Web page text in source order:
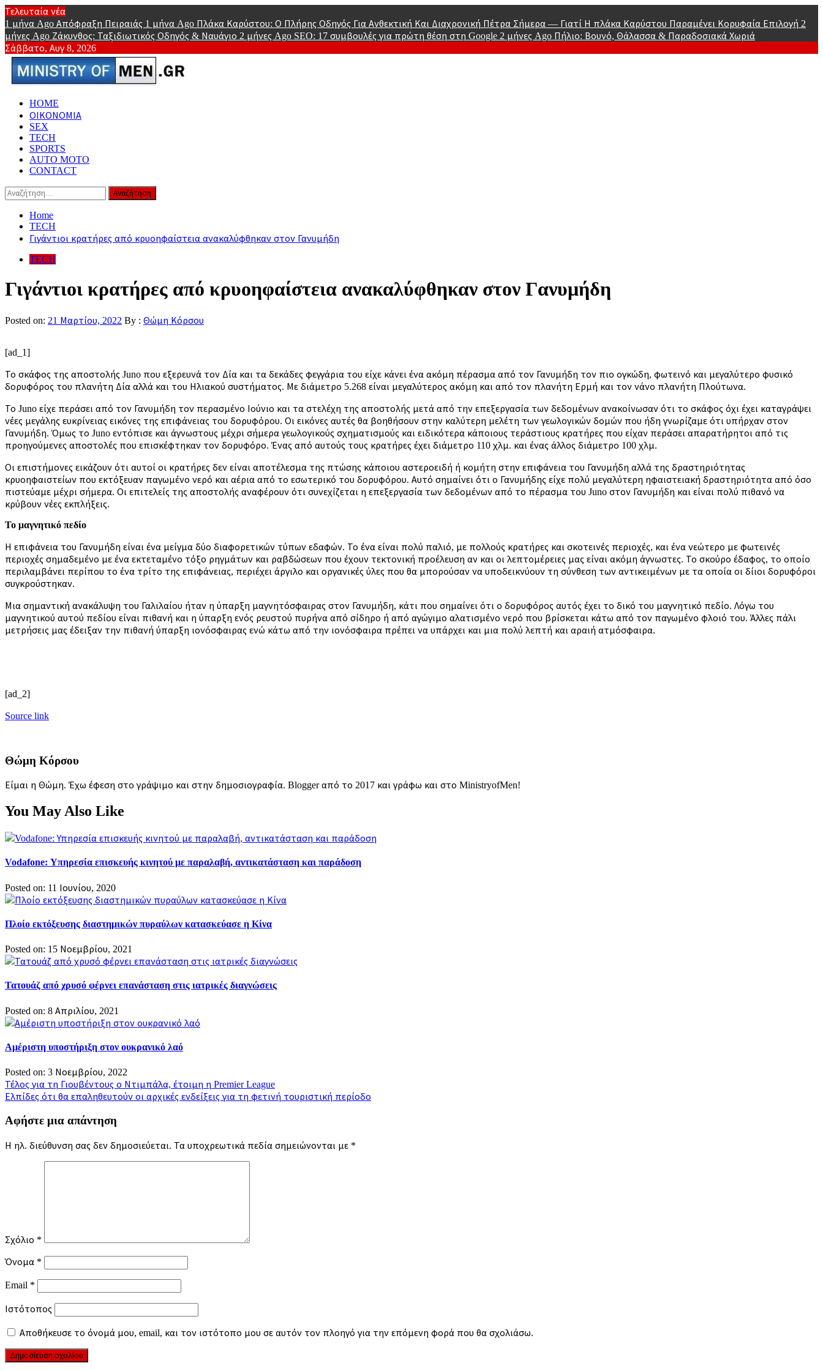
Skip
to
content
Τελευταία νέα
1 μήνα Ago Απόφραξη Πειραιάς 1 μήνα Ago Πλάκα Καρύστου: Ο Πλήρης Οδηγός Για Ανθεκτική Και Διαχρονική Πέτρα Σήμερα — Γιατί Η πλάκα Καρύστου Παραμένει Κορυφαία Επιλογή 2
μήνες Ago Ζάκυνθος: Ταξιδιωτικός Οδηγός & Ναυάγιο 2 μήνες Ago SEO: 17 συμβουλές για πρώτη θέση στη Google 2 μήνες Ago Πήλιο: Βουνό, Θάλασσα & Παραδοσιακά Χωριά
Σάββατο, Αυγ 8, 2026
Online Lifestyle περιοδικό για Aνδρες
Primary
Menu
HOME
ΟΙΚΟΝΟΜΙΑ
SEX
TECH
SPORTS
AUTO MOTO
CONTACT
Αναζήτηση
Home
TECH
Γιγάντιοι κρατήρες από κρυοηφαίστεια ανακαλύφθηκαν στον Γανυμήδη
TECH
Γιγάντιοι κρατήρες από κρυοηφαίστεια ανακαλύφθηκαν στον Γανυμήδη
Posted on: 21 Μαρτίου, 2022 By : Θώμη Κόρσου
[ad_1]
Το σκάφος της αποστολής Juno που εξερευνά τον Δία και τα δεκάδες φεγγάρια του είχε κάνει ένα ακόμη πέρασμα από τον Γανυμήδη τον πιο ογκώδη, φωτεινό και μεγαλύτερο φυσικό
δορυφόρος του πλανήτη Δία αλλά και του Ηλιακού συστήματος. Με διάμετρο 5.268 είναι μεγαλύτερος ακόμη και από τον πλανήτη Ερμή και τον νάνο πλανήτη Πλούτωνα.
Το Juno είχε περάσει από τον Γανυμήδη τον περασμένο Ιούνιο και τα στελέχη της αποστολής μετά από την επεξεργασία των δεδομένων ανακοίνωσαν ότι το σκάφος όχι έχει καταγράψει
νέες μεγάλης ευκρίνειας εικόνες της επιφάνειας του δορυφόρου. Οι εικόνες αυτές θα βοηθήσουν στην καλύτερη μελέτη των γεωλογικών δομών που ήδη γνωρίζαμε ότι υπήρχαν στον
Γανυμήδη. Όμως το Juno εντόπισε και άγνωστους μέχρι σήμερα γεωλογικούς σχηματισμούς και ειδικότερα κάποιους τεράστιους κρατήρες που είχαν περάσει απαρατήρητοι από τις
προηγούμενες αποστολές που επισκέφτηκαν τον δορυφόρο. Ένας από αυτούς τους κρατήρες έχει διάμετρο 110 χλμ. και ένας άλλος διάμετρο 100 χλμ.
Οι επιστήμονες εικάζουν ότι αυτοί οι κρατήρες δεν είναι αποτέλεσμα της πτώσης κάποιου αστεροειδή ή κομήτη στην επιφάνεια του Γανυμήδη αλλά της δραστηριότητας
κρυοηφαιστείων που εκτόξευαν παγωμένο νερό και αέρια από το εσωτερικό του δορυφόρου. Αυτό σημαίνει ότι ο Γανυμήδης είχε πολύ μεγαλύτερη ηφαιστειακή δραστηριότητα από όσο
πιστεύαμε μέχρι σήμερα. Οι επιτελείς της αποστολής αναφέρουν ότι συνεχίζεται η επεξεργασία των δεδομένων από το πέρασμα του Juno στον Γανυμήδη και είναι πολύ πιθανό να
κρύβουν νέες εκπλήξεις.
Το μαγνητικό πεδίο
Η επιφάνεια του Γανυμήδη είναι ένα μείγμα δύο διαφορετικών τύπων εδαφών. Το ένα είναι πολύ παλιό, με πολλούς κρατήρες και σκοτεινές περιοχές, και ένα νεώτερο με φωτεινές
περιοχές σημαδεμένο με ένα εκτεταμένο τόξο ρηγμάτων και ραβδώσεων που έχουν τεκτονική προέλευση αν και οι λεπτομέρειες μας είναι ακόμη άγνωστες. Το σκούρο έδαφος, το οποίο
περιλαμβάνει περίπου το ένα τρίτο της επιφάνειας, περιέχει άργιλο και οργανικές ύλες που θα μπορούσαν να υποδεικνύουν τη σύνθεση των αντικειμένων με τα οποία οι δίιοι δορυφόροι
συγκρούστηκαν.
Μια σημαντική ανακάλυψη του Γαλιλαίου ήταν η ύπαρξη μαγνητόσφαιρας στον Γανυμήδη, κάτι που σημαίνει ότι ο δορυφόρος αυτός έχει το δικό του μαγνητικό πεδίο. Λόγω του
μαγνητικού αυτού πεδίου είναι πιθανή και η ύπαρξη ενός ρευστού πυρήνα από σίδηρο ή από αγώγιμο αλατισμένο νερό που βρίσκεται κάτω από τον παγωμένο φλοιό του. Άλλες πάλι
μετρήσεις μας έδειξαν την πιθανή ύπαρξη ιονόσφαιρας ενώ κάτω από την ιονόσφαιρα πρέπει να υπάρχει και μια πολύ λεπτή και αραιή ατμόσφαιρα.
[ad_2]
Source link
Θώμη Κόρσου
Είμαι η Θώμη. Έχω έφεση στο γράψιμο και στην δημοσιογραφία. Blogger από το 2017 και γράφω και στο MinistryofMen!
You May Also Like
Vodafone: Υπηρεσία επισκευής κινητού με παραλαβή, αντικατάσταση και παράδοση
Posted on: 11 Ιουνίου, 2020
Πλοίο εκτόξευσης διαστημικών πυραύλων κατασκεύασε η Κίνα
Posted on: 15 Νοεμβρίου, 2021
Τατουάζ από χρυσό φέρνει επανάσταση στις ιατρικές διαγνώσεις
Posted on: 8 Απριλίου, 2021
Αμέριστη υποστήριξη στον ουκρανικό λαό
Posted on: 3 Νοεμβρίου, 2022
Πλοήγηση
άρθρων
Τέλος για τη Γιουβέντους ο Ντιμπάλα, έτοιμη η Premier League
Ελπίδες ότι θα επαληθευτούν οι αρχικές ενδείξεις για τη φετινή τουριστική περίοδο
Αφήστε μια απάντηση
Η ηλ. διεύθυνση σας δεν δημοσιεύεται. Τα υποχρεωτικά πεδία σημειώνονται με *
Σχόλιο *
Όνομα *
Email *
Ιστότοπος
Αποθήκευσε το όνομά μου, email, και τον ιστότοπο μου σε αυτόν τον πλοηγό για την επόμενη φορά που θα σχολιάσω.